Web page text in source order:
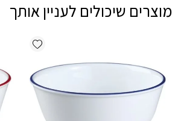
מוצרים שיכולים לעניין אותך
Add wishlist